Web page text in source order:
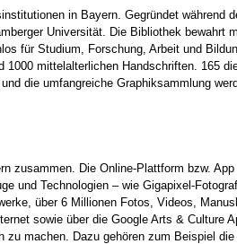
in Bayern. Gegründet während
Universität. Die Bibliothek bewahrt
für Studium, Forschung, Arbeit und
mittelalterlichen Handschriften. 165
die umfangreiche Graphiksammlung
zusammen. Die Online-Plattform bzw.
und Technologien – wie Gigapixel-
über 6 Millionen Fotos, Videos,
sowie über die Google Arts & Culture
machen. Dazu gehören zum Beispiel